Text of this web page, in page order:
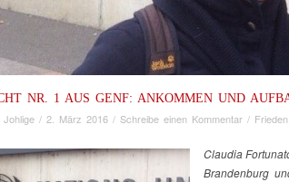
NR. 1 AUS GENF: ANKOMMEN UND
Johlige / 2. März 2016 / Schreibe einen Kommentar / Frieden
Claudia
Brandenburg